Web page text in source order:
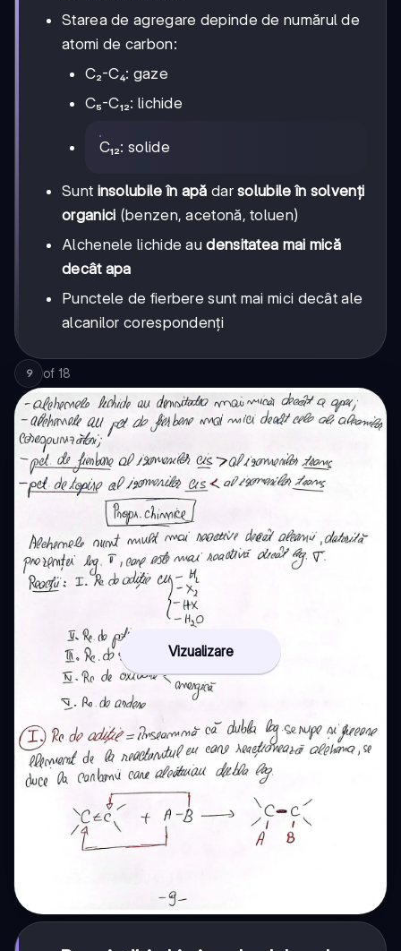
Starea de agregare depinde de numărul de
atomi de carbon:
C₂-C₄: gaze
C₅-C₁₂: lichide
C₁₂: solide
Sunt insolubile în apă darsolubile în solvenți
organici (benzen, acetonă, toluen)
Alchenele lichide audensitatea mai mică
decât apa
Punctele de fierbere sunt mai mici decât ale
alcanilor corespondenți
9 of 18
Vizualizare